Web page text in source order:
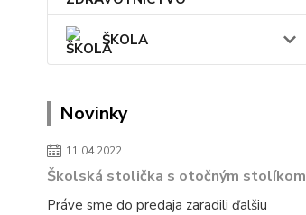
ŠKOLA
Novinky
11.04.2022
Školská stolička s otočným stolíkom
Práve sme do predaja zaradili ďalšiu